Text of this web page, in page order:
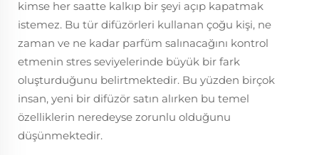
kimse her saatte kalkıp bir şeyi açıp kapatmak
istemez. Bu tür difüzörleri kullanan çoğu kişi, ne
zaman ve ne kadar parfüm salınacağını kontrol
etmenin stres seviyelerinde büyük bir fark
oluşturduğunu belirtmektedir. Bu yüzden birçok
insan, yeni bir difüzör satın alırken bu temel
özelliklerin neredeyse zorunlu olduğunu
düşünmektedir.